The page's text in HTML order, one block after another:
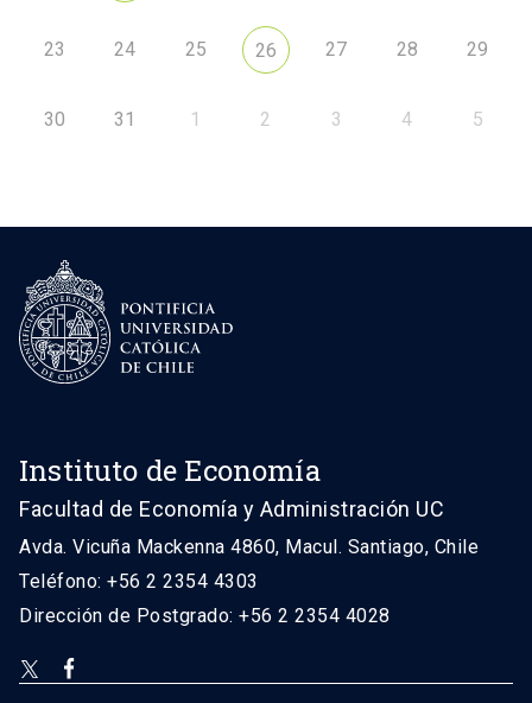
23 24 25 26 27 28 29
30 31 1 2 3 4 5
Instituto de Economía
Facultad de Economía y Administración UC
Avda. Vicuña Mackenna 4860, Macul. Santiago, Chile
Teléfono: +56 2 2354 4303
Dirección de Postgrado: +56 2 2354 4028